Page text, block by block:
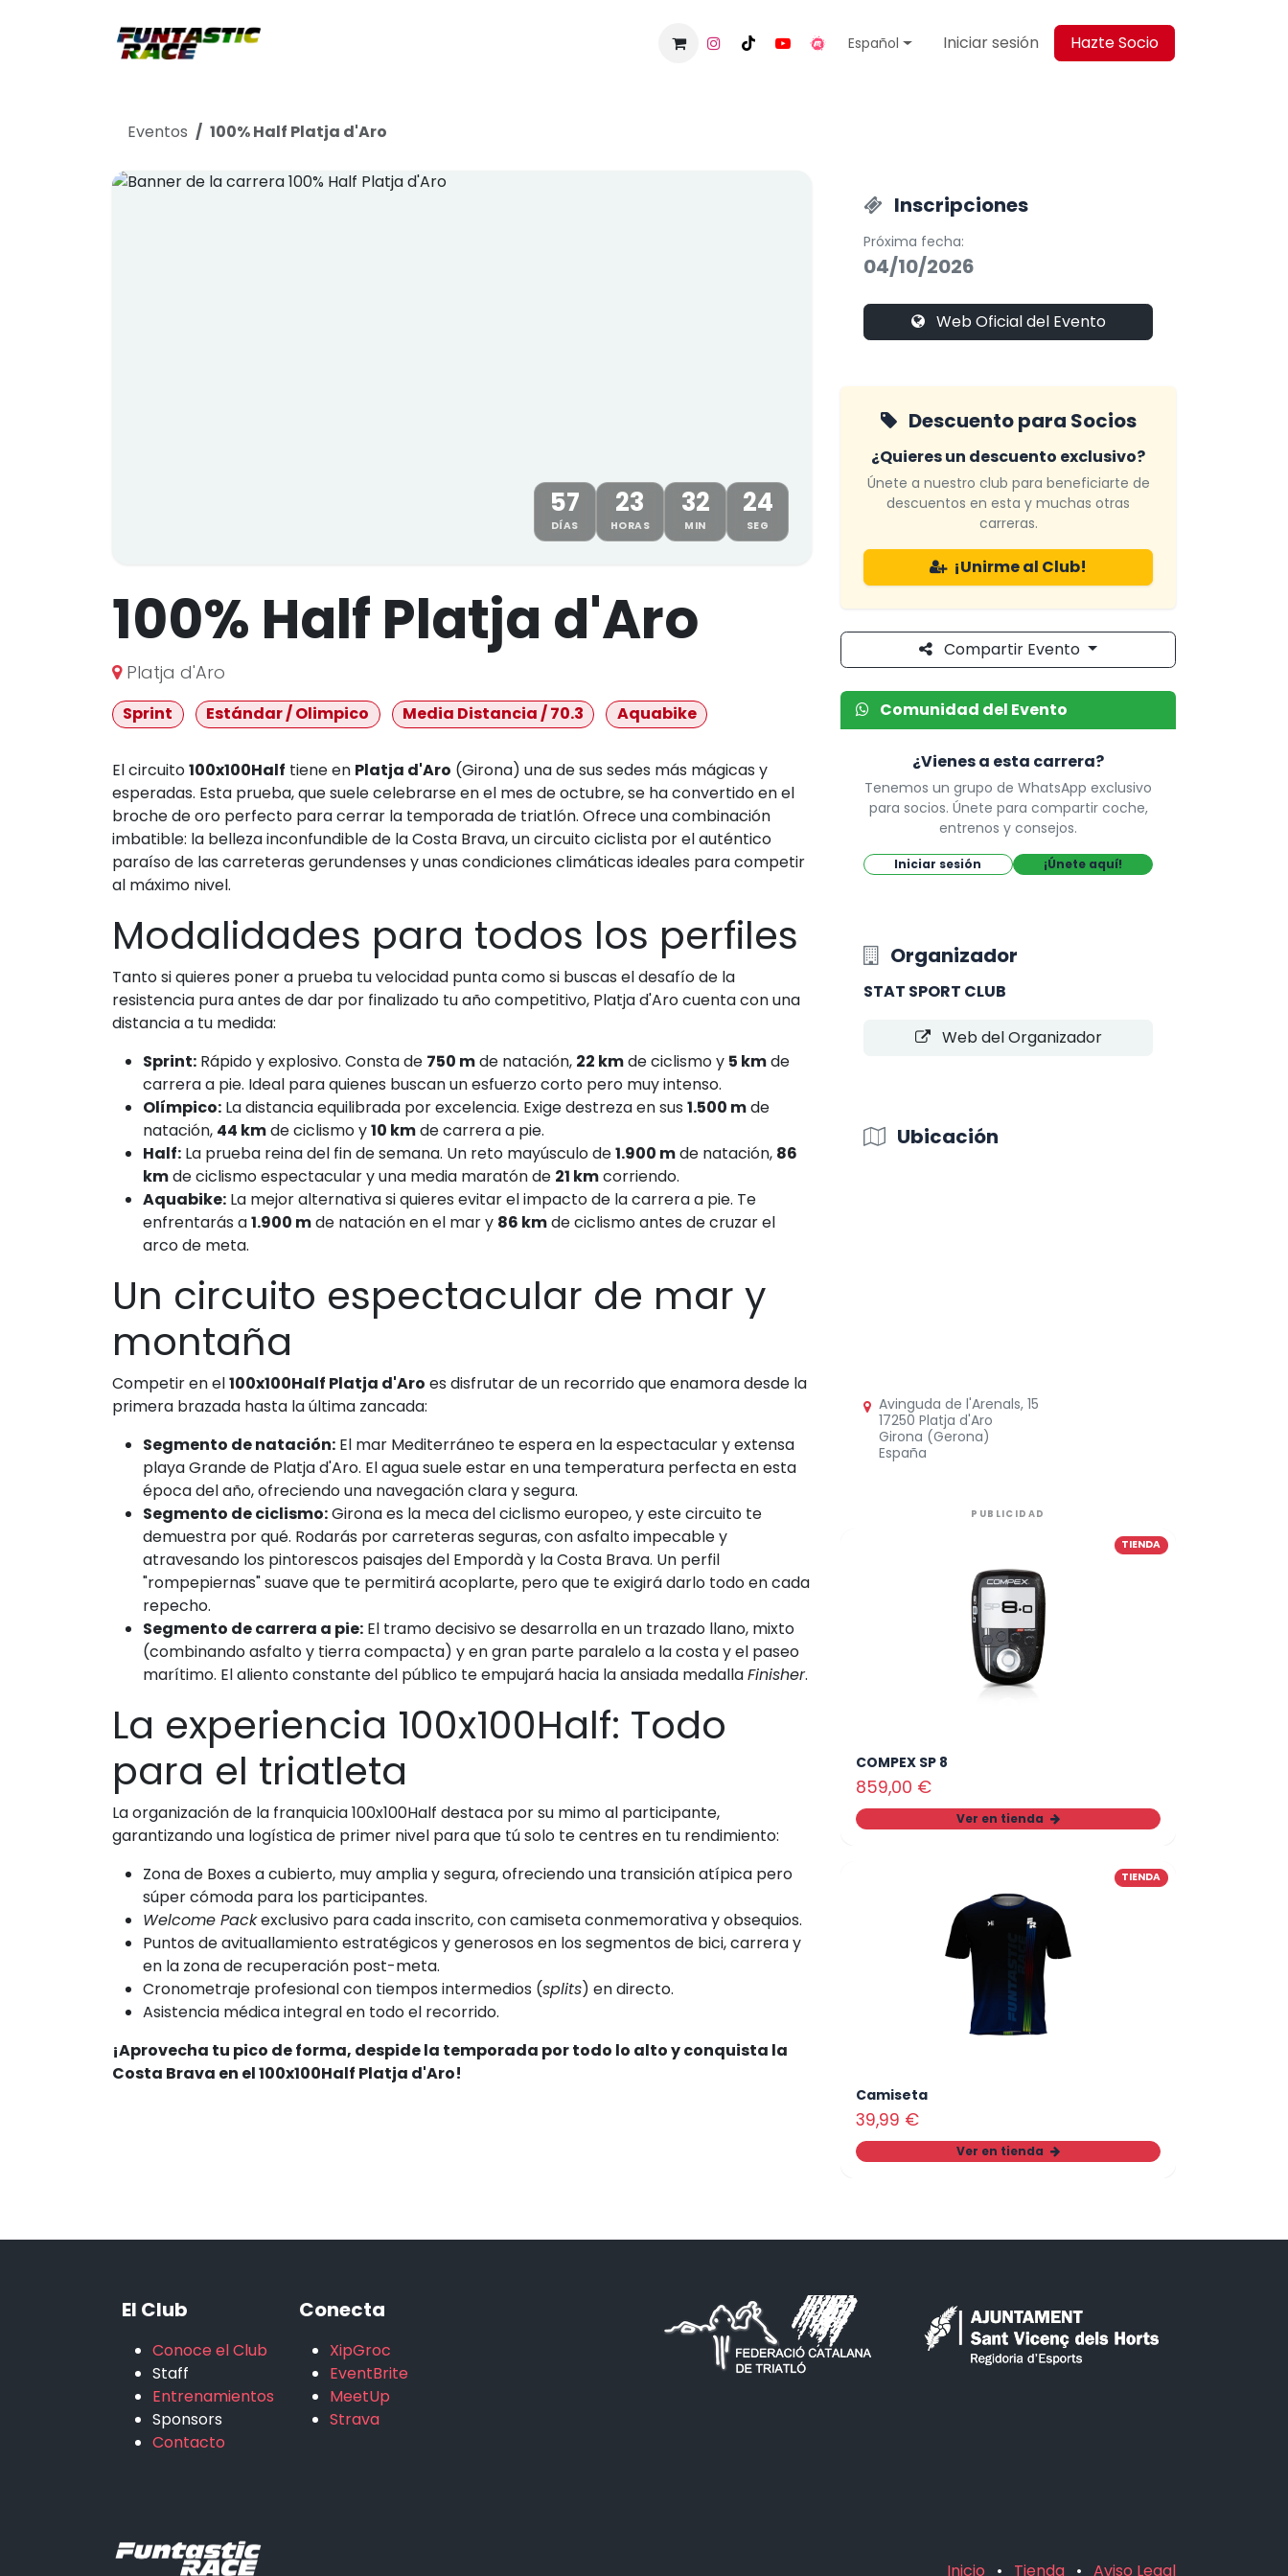
Contacto Español Iniciar sesión Hazte Socio
Eventos 100% Half Platja d'Aro
57
DÍAS
23
HORAS
32
MIN
24
SEG
100% Half Platja d'Aro
Platja d'Aro
Sprint Estándar / Olimpico Media Distancia / 70.3 Aquabike
El circuito100x100Half tiene en Platja d'Aro (Girona) una de sus sedes más mágicas y
esperadas. Esta prueba, que suele celebrarse en el mes de octubre, se ha convertido en el
broche de oro perfecto para cerrar la temporada de triatlón. Ofrece una combinación
imbatible: la belleza inconfundible de la Costa Brava, un circuito ciclista por el auténtico
paraíso de las carreteras gerundenses y unas condiciones climáticas ideales para competir
al máximo nivel.
Modalidades para todos los perfiles
Tanto si quieres poner a prueba tu velocidad punta como si buscas el desafío de la
resistencia pura antes de dar por finalizado tu año competitivo, Platja d'Aro cuenta con una
distancia a tu medida:
Sprint: Rápido y explosivo. Consta de 750 mde natación, 22 kmde ciclismo y 5 kmde
carrera a pie. Ideal para quienes buscan un esfuerzo corto pero muy intenso.
Olímpico: La distancia equilibrada por excelencia. Exige destreza en sus 1.500 mde
natación, 44 kmde ciclismo y10 kmde carrera a pie.
Half: La prueba reina del fin de semana. Un reto mayúsculo de1.900 mde natación, 86
kmde ciclismo espectacular y una media maratón de 21 kmcorriendo.
Aquabike: La mejor alternativa si quieres evitar el impacto de la carrera a pie. Te
enfrentarás a1.900 mde natación en el mar y 86 kmde ciclismo antes de cruzar el
arco de meta.
Un circuito espectacular de mar y
montaña
Competir en el100x100Half Platja d'Aro es disfrutar de un recorrido que enamora desde la
primera brazada hasta la última zancada:
Segmento de natación: El mar Mediterráneo te espera en la espectacular y extensa
playa Grande de Platja d'Aro. El agua suele estar en una temperatura perfecta en esta
época del año, ofreciendo una navegación clara y segura.
Segmento de ciclismo:Girona es la meca del ciclismo europeo, y este circuito te
demuestra por qué. Rodarás por carreteras seguras, con asfalto impecable y
atravesando los pintorescos paisajes del Empordà y la Costa Brava. Un perfil
"rompepiernas" suave que te permitirá acoplarte, pero que te exigirá darlo todo en cada
repecho.
Segmento de carrera a pie: El tramo decisivo se desarrolla en un trazado llano, mixto
(combinando asfalto y tierra compacta) y en gran parte paralelo a la costa y el paseo
marítimo. El aliento constante del público te empujará hacia la ansiada medallaFinisher.
La experiencia 100x100Half: Todo
para el triatleta
La organización de la franquicia 100x100Half destaca por su mimo al participante,
garantizando una logística de primer nivel para que tú solo te centres en tu rendimiento:
Zona de Boxes a cubierto, muy amplia y segura, ofreciendo una transición atípica pero
súper cómoda para los participantes.
Welcome Packexclusivo para cada inscrito, con camiseta conmemorativa y obsequios.
Puntos de avituallamiento estratégicos y generosos en los segmentos de bici, carrera y
en la zona de recuperación post-meta.
Cronometraje profesional con tiempos intermedios (splits) en directo.
Asistencia médica integral en todo el recorrido.
¡Aprovecha tu pico de forma, despide la temporada por todo lo alto y conquista la
Costa Brava en el 100x100Half Platja d'Aro!
Inscripciones
Próxima fecha:
04/10/2026
Web Oficial del Evento
Descuento para Socios
¿Quieres un descuento exclusivo?
Únete a nuestro club para beneficiarte de
descuentos en esta y muchas otras
carreras.
¡Unirme al Club!
Compartir Evento
Comunidad del Evento
¿Vienes a esta carrera?
Tenemos un grupo de WhatsApp exclusivo
para socios. Únete para compartir coche,
entrenos y consejos.
Iniciar sesión ¡Únete aquí!
Organizador
STAT SPORT CLUB
Web del Organizador
Ubicación
Avinguda de l'Arenals, 15
17250 Platja d'Aro
Girona (Gerona)
España
PUBLICIDAD
TIENDA
COMPEX SP 8
859,00 €
Ver en tienda
TIENDA
Camiseta
39,99 €
Ver en tienda
Conecta
XipGroc
EventBrite
MeetUp
Strava
El Club
Conoce el Club
Staff
Entrenamientos
Sponsors
Contacto
Inicio • Tienda • Aviso Legal